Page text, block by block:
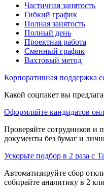
Частичная занятость
Гибкий график
Полная занятость
Полный день
Проектная работа
Сменный график
Вахтовый метод
Корпоративная поддержка
Какой соцпакет вы
Оформляйте кандидатов
Проверяйте сотрудников и
документы без бумаг и
Ускорьте подбор в 2 раза с
Автоматизируйте сбор
собирайте аналитику в 2